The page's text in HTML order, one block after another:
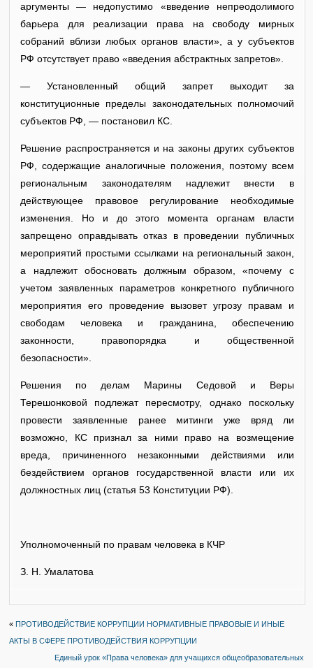
аргументы — недопустимо «введение непреодолимого
барьера для реализации права на свободу мирных
собраний вблизи любых органов власти», а у субъектов
РФ отсутствует право «введения абстрактных запретов».
— Установленный общий запрет выходит за
конституционные пределы законодательных полномочий
субъектов РФ, — постановил КС.
Решение распространяется и на законы других субъектов
РФ, содержащие аналогичные положения, поэтому всем
региональным законодателям надлежит внести в
действующее правовое регулирование необходимые
изменения. Но и до этого момента органам власти
запрещено оправдывать отказ в проведении публичных
мероприятий простыми ссылками на региональный закон,
а надлежит обосновать должным образом, «почему с
учетом заявленных параметров конкретного публичного
мероприятия его проведение вызовет угрозу правам и
свободам человека и гражданина, обеспечению
законности, правопорядка и общественной
безопасности».
Решения по делам Марины Седовой и Веры
Терешонковой подлежат пересмотру, однако поскольку
провести заявленные ранее митинги уже вряд ли
возможно, КС признал за ними право на возмещение
вреда, причиненного незаконными действиями или
бездействием органов государственной власти или их
должностных лиц (статья 53 Конституции РФ).
Уполномоченный по правам человека в КЧР
З. Н. Умалатова
«ПРОТИВОДЕЙСТВИЕ КОРРУПЦИИ НОРМАТИВНЫЕ ПРАВОВЫЕ И ИНЫЕ
АКТЫ В СФЕРЕ ПРОТИВОДЕЙСТВИЯ КОРРУПЦИИ
Единый урок «Права человека» для учащихся общеобразовательных